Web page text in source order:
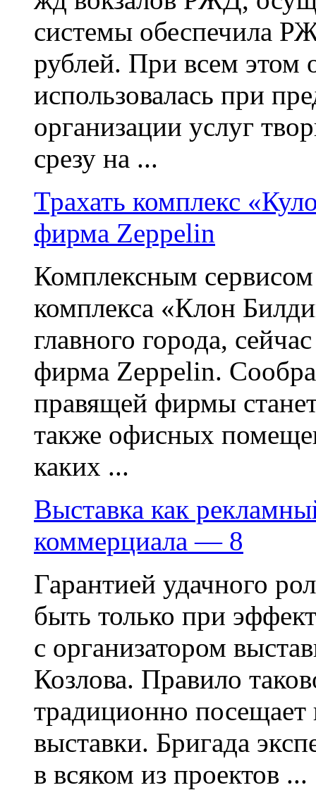
системы обеспечила
рублей. При всем этом
использовалась при
организации услуг
срезу на ...
Трахать комплекс
фирма Zeppelin
Комплексным
комплекса «Клон
главного города,
фирма Zeppelin.
правящей фирмы
также офисных
каких ...
Выставка как
коммерциала — 8
Гарантией удачного
быть только при
с организатором
Козлова. Правило
традиционно посещает
выставки. Бригада
в всяком из проектов ...